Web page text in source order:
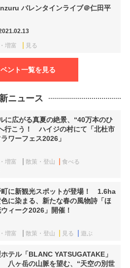
バレンタインライブ＠仁田平
増富 見る
ント一覧を見る
ニュース
に広がる真夏の絶景、“40万本のひ
行こう！ ハイジの村にて「北杜市
ワーフェス2026」
増富
散策・登山
食べる
町に新観光スポットが登場！ 1.6ha
に染まる、新たな春の風物詩「ほ
ィーク2026」開催！
増富
散策・登山 見る 遊ぶ
テル「BLANC YATSUGATAKE」
八ヶ岳の山脈を望む、“天空の別世